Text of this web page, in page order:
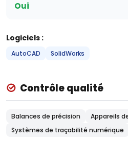
Oui
Logiciels :
AutoCAD SolidWorks
Contrôle qualité
Balances de précision
Appareils
Systèmes de traçabilité numérique